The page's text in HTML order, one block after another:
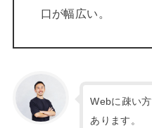
口が幅広い。
Webに疎い
あります。